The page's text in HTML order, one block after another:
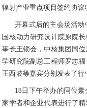
辐射产业重点项目签约协议
开幕式后的主会场活
国核动力研究设计院原院
事长王锁会，中核集团同
学研究院副总工程师罗志
王西坡等嘉宾分别发表了行
18日下午举办的同位
家学者和企业代表进行了